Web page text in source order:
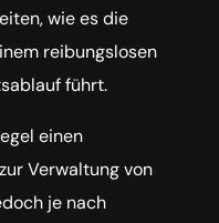
wie es die
reibungslosen
führt.
einen
Verwaltung von
je nach